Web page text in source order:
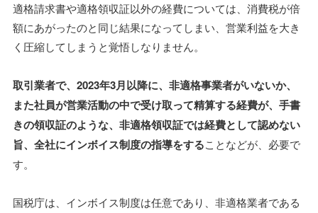
適格請求書や適格領収証以外の経費については、消費税が倍
額にあがったのと同じ結果になってしまい、営業利益を大き
く圧縮してしまうと覚悟しなりません。
取引業者で、2023年3月以降に、非適格事業者がいないか、
また社員が営業活動の中で受け取って精算する経費が、手書
きの領収証のような、非適格領収証では経費として認めない
旨、全社にインボイス制度の指導をすることなどが、必要で
す。
国税庁は、インボイス制度は任意であり、非適格業者である